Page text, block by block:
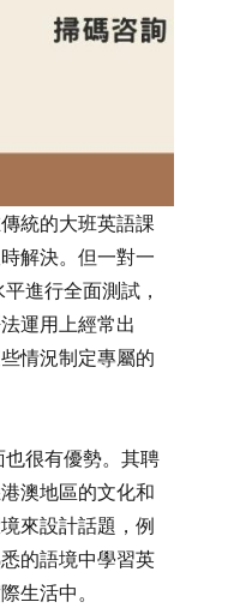
統的大班英語課
解決。但一對一
進行全面測試，
運用上經常出
情況制定專屬的
很有優勢。其聘
澳地區的文化和
來設計話題，例
的語境中學習英
生活中。